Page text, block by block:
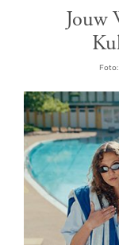
Jouw